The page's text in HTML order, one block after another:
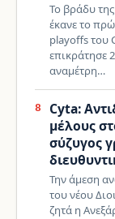
Το βράδυ
έκανε το
playoffs του
επικράτησε
αναμέτρη…
8
Cyta:
μέλους
σύζυγος
Την άμεση
του νέου
ζητά η